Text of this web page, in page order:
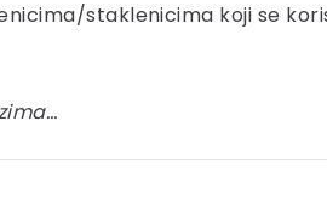
staklenicima koji se